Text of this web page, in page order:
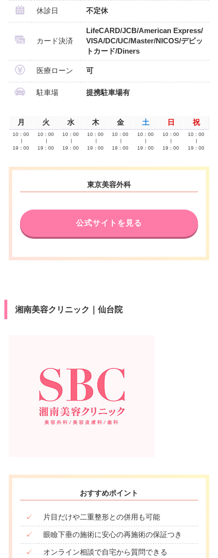
休診日 不定休
カード決済
LifeCARD/JCB/American Express/
VISA/DC/UC/Master/NICOS/デビッ
トカード/Diners
医療ローン 可
駐車場 提携駐車場有
月 火 水 木 金 土 日 祝
10：00
19：00
10：00
19：00
10：00
19：00
10：00
19：00
10：00
19：00
10：00
19：00
10：00
19：00
10：00
19：00
東京美容外科
公式サイトを見る
湘南美容クリニック｜仙台院
おすすめポイント
✓ 片目だけや二重整形との併用も可能
✓ 眼瞼下垂の施術に安心の再施術の保証つき
✓ オンライン相談で自宅から質問できる